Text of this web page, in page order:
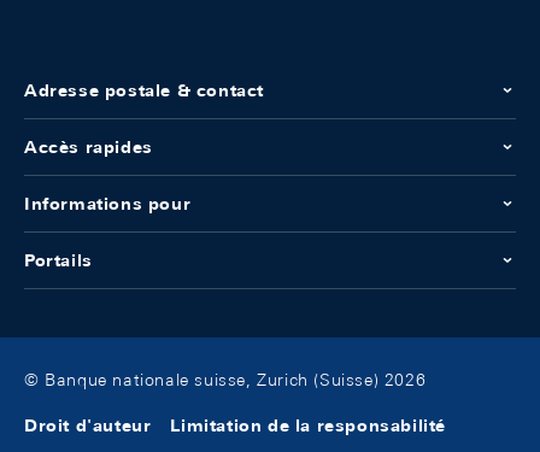
Adresse postale & contact
Accès rapides
Informations pour
Portails
© Banque nationale suisse, Zurich (Suisse) 2026
Droit d'auteur Limitation de la responsabilité